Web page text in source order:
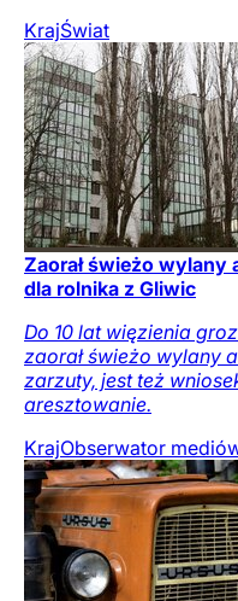
KrajŚwiat
Zaorał świeżo
dla rolnika z Gliwic
Do 10 lat więzienia
zaorał świeżo wylany
zarzuty, jest też
aresztowanie.
KrajObserwator